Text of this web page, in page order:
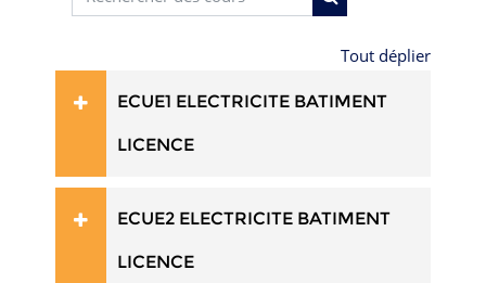
Rechercher des
Tout déplier
ECUE1 ELECTRICITE BATIMENT
LICENCE
ECUE2 ELECTRICITE BATIMENT
LICENCE